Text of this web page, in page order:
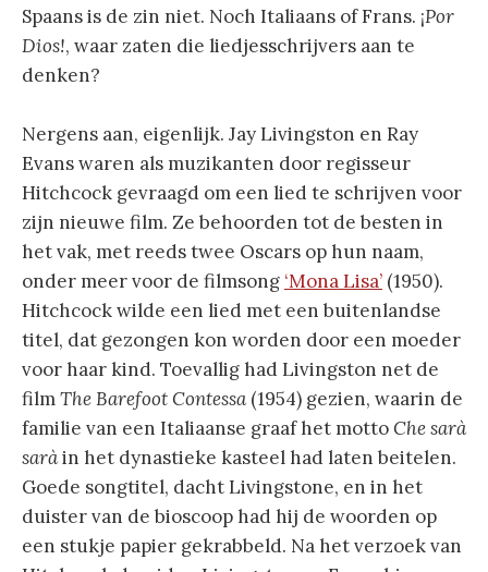
Spaans is de zin niet. Noch Italiaans of Frans. ¡Por
Dios!, waar zaten die liedjesschrijvers aan te
denken?
Nergens aan, eigenlijk. Jay Livingston en Ray
Evans waren als muzikanten door regisseur
Hitchcock gevraagd om een lied te schrijven voor
zijn nieuwe film. Ze behoorden tot de besten in
het vak, met reeds twee Oscars op hun naam,
onder meer voor de filmsong ‘Mona Lisa’ (1950).
Hitchcock wilde een lied met een buitenlandse
titel, dat gezongen kon worden door een moeder
voor haar kind. Toevallig had Livingston net de
filmThe Barefoot Contessa (1954) gezien, waarin de
familie van een Italiaanse graaf het mottoChe sarà
saràin het dynastieke kasteel had laten beitelen.
Goede songtitel, dacht Livingstone, en in het
duister van de bioscoop had hij de woorden op
een stukje papier gekrabbeld. Na het verzoek van